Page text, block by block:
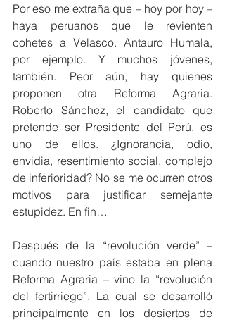
Por eso me extraña que – hoy por hoy –
haya peruanos que le revienten
cohetes a Velasco. Antauro Humala,
por ejemplo. Y muchos jóvenes,
también. Peor aún, hay quienes
proponen otra Reforma Agraria.
Roberto Sánchez, el candidato que
pretende ser Presidente del Perú, es
uno de ellos. ¿Ignorancia, odio,
envidia, resentimiento social, complejo
de inferioridad? No se me ocurren otros
motivos para justificar semejante
estupidez. En fin…
Después de la “revolución verde” –
cuando nuestro país estaba en plena
Reforma Agraria – vino la “revolución
del fertirriego”. La cual se desarrolló
principalmente en los desiertos de